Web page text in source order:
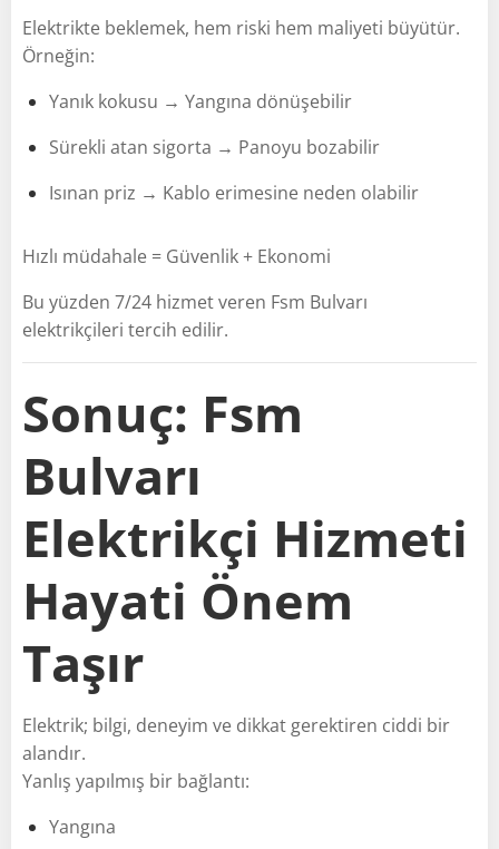
Elektrikte beklemek, hem riski hem maliyeti büyütür.
Örneğin:
Yanık kokusu → Yangına dönüşebilir
Sürekli atan sigorta → Panoyu bozabilir
Isınan priz → Kablo erimesine neden olabilir
Hızlı müdahale = Güvenlik + Ekonomi
Bu yüzden 7/24 hizmet veren Fsm Bulvarı
elektrikçileri tercih edilir.
Sonuç: Fsm
Bulvarı
Elektrikçi Hizmeti
Hayati Önem
Taşır
Elektrik; bilgi, deneyim ve dikkat gerektiren ciddi bir
alandır.
Yanlış yapılmış bir bağlantı:
Yangına